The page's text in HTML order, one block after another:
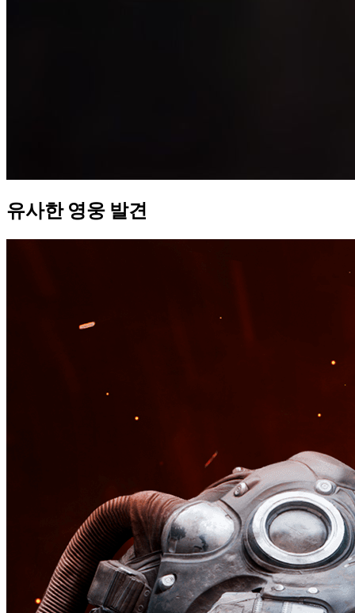
유사한 영웅 발견